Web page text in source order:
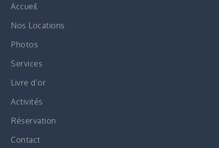
Accueil
Nos Locations
Photos
Services
Livre d’or
Activités
Réservation
Contact